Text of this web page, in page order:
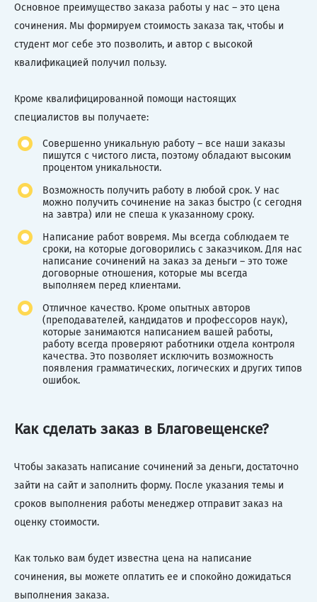
Основное преимущество заказа работы у нас – это цена
сочинения. Мы формируем стоимость заказа так, чтобы и
студент мог себе это позволить, и автор с высокой
квалификацией получил пользу.
Кроме квалифицированной помощи настоящих
специалистов вы получаете:
Совершенно уникальную работу – все наши заказы
пишутся с чистого листа, поэтому обладают высоким
процентом уникальности.
Возможность получить работу в любой срок. У нас
можно получить сочинение на заказ быстро (с сегодня
на завтра) или не спеша к указанному сроку.
Написание работ вовремя. Мы всегда соблюдаем те
сроки, на которые договорились с заказчиком. Для нас
написание сочинений на заказ за деньги – это тоже
договорные отношения, которые мы всегда
выполняем перед клиентами.
Отличное качество. Кроме опытных авторов
(преподавателей, кандидатов и профессоров наук),
которые занимаются написанием вашей работы,
работу всегда проверяют работники отдела контроля
качества. Это позволяет исключить возможность
появления грамматических, логических и других типов
ошибок.
Как сделать заказ в Благовещенске?
Чтобы заказать написание сочинений за деньги, достаточно
зайти на сайт и заполнить форму. После указания темы и
сроков выполнения работы менеджер отправит заказ на
оценку стоимости.
Как только вам будет известна цена на написание
сочинения, вы можете оплатить ее и спокойно дожидаться
выполнения заказа.